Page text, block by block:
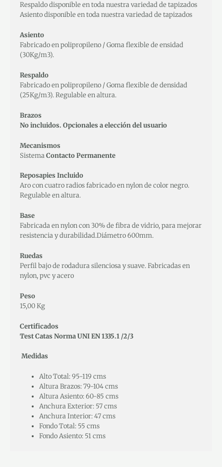
Respaldo disponible en toda nuestra variedad de tapizados
Asiento disponible en toda nuestra variedad de tapizados
Asiento
Fabricado en polipropileno / Goma flexible de ensidad
(30Kg/m3).
Respaldo
Fabricado en polipropileno / Goma flexible de densidad
(25Kg/m3). Regulable en altura.
Brazos
No incluidos. Opcionales a elección del usuario
Mecanismos
SistemaContacto Permanente
Reposapies Incluido
Aro con cuatro radios fabricado en nylon de color negro.
Regulable en altura.
Base
Fabricada en nylon con 30% de fibra de vidrio, para mejorar
resistencia y durabilidad.Diámetro 600mm.
Ruedas
Perfil bajo de rodadura silenciosa y suave. Fabricadas en
nylon, pvc y acero
Peso
15,00 Kg
Certificados
Test Catas Norma UNI EN 1335.1 /2/3
Medidas
Alto Total: 95-119 cms
Altura Brazos: 79-104 cms
Altura Asiento: 60-85 cms
Anchura Exterior: 57 cms
Anchura Interior: 47 cms
Fondo Total: 55 cms
Fondo Asiento: 51 cms